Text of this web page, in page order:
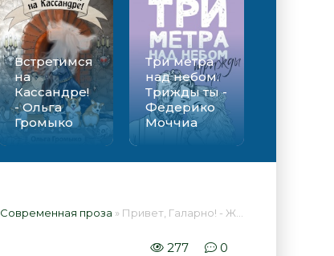
Встретимся
на
Кассандре!
- Ольга
Громыко
Три метра
над небом.
Трижды ты -
Федерико
Моччиа
Современная проза » Привет, Галарно! - Жак Годбу 📕 - Книга онлайн бесплатно
277 0